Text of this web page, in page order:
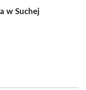
w Suchej